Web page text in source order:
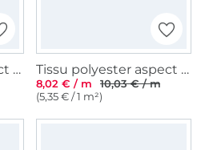
Tissu polyester aspect lin stripes melange, moutarde Tissu polyester aspect lin melange, moutarde
8,02 € / m
10,03 € / m
(5,35 € / 1 m²)